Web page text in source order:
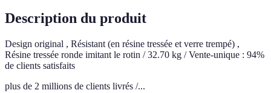
Description du produit
Design original , Résistant (en résine tressée et verre trempé) ,
Résine tressée ronde imitant le rotin / 32.70 kg / Vente-unique : 94%
de clients satisfaits
plus de 2 millions de clients livrés /...